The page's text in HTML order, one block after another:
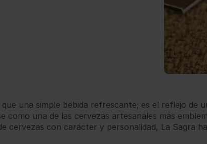
una simple bebida refrescante; es el reflejo de
como una de las cervezas artesanales más
cervezas con carácter y personalidad, La